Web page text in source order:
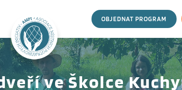
OBJEDNAT PROGRAM
ve Školce